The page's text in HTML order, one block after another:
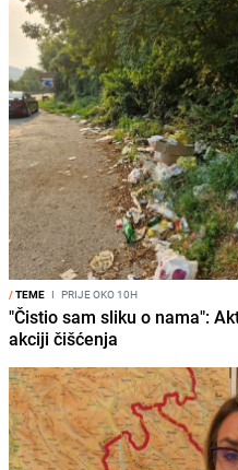
/TEME I PRIJE OKO 10H
"Čistio sam sliku o nama":
akciji čišćenja